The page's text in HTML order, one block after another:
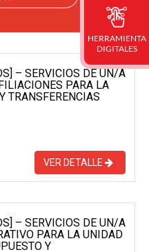
– SERVICIOS DE UN/A
PARA LA
TRANSFERENCIAS
VER DETALLE
– SERVICIOS DE UN/A
PARA LA UNIDAD
Y
HERRAMIENTA
DIGITALES